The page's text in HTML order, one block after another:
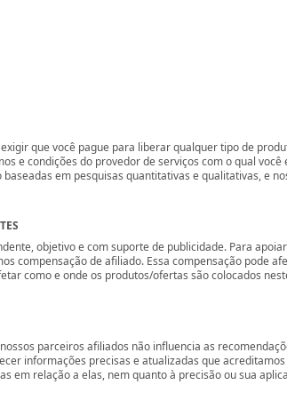
que você pague para liberar qualquer tipo de
e condições do provedor de serviços com o qual
baseadas em pesquisas quantitativas e qualitativas, e
objetivo e com suporte de publicidade. Para
compensação de afiliado. Essa compensação pode
como e onde os produtos/ofertas são colocados
parceiros afiliados não influencia as
informações precisas e atualizadas que
em relação a elas, nem quanto à precisão ou sua